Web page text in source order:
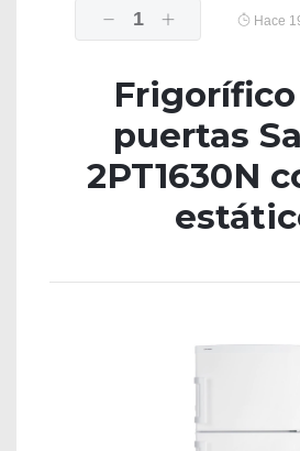
1
Hace
puertas
2PT1630N